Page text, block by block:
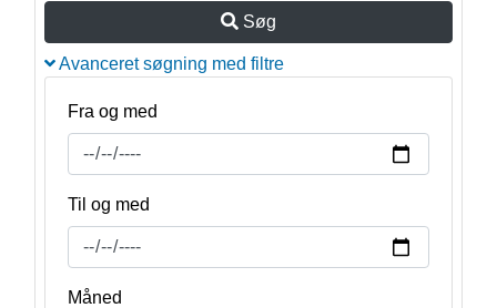
Søg
Avanceret søgning med filtre
Fra og med
Til og med
Måned